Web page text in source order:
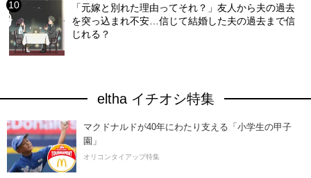
「元嫁と別れた理由ってそれ？」友人から夫の過去
を突っ込まれ不安…信じて結婚した夫の過去まで信
じれる？
eltha イチオシ特集
マクドナルドが40年にわたり支える「小学生の甲子
園」
オリコンタイアップ特集